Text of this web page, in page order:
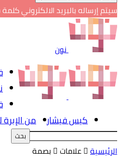
سيتم إرساله بالبريد الالكتروني
نون
كيس فيشار
من الإبرة
الرئيسية علامات بصمة